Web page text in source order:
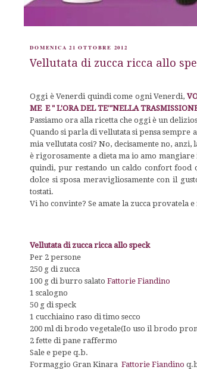
DOMENICA 21 OTTOBRE 2012
Vellutata di zucca ricca allo
Oggi è Venerdi quindi come ogni Venerdi,
ME E " L'ORA DEL TE'"NELLA
Passiamo ora alla ricetta che oggi è un
Quando si parla di vellutata si pensa sempre
mia vellutata cosi? No, decisamente no,
è rigorosamente a dieta ma io amo
quindi, pur restando un caldo confort food
dolce si sposa meravigliosamente con il
tostati.
Vi ho convinte? Se amate la zucca provatela
Vellutata di zucca ricca allo speck
Per 2 persone
250 g di zucca
100 g di burro salatoFattorie Fiandino
1 scalogno
50 g di speck
1 cucchiaino raso di timo secco
200 ml di brodo vegetale(Io uso il brodo
2 fette di pane raffermo
Sale e pepe q.b.
Formaggio Gran KinaraFattorie Fiandino